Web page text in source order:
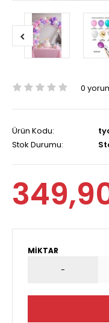
0
Ürün Kodu:
Stok Durumu:
MIKTAR